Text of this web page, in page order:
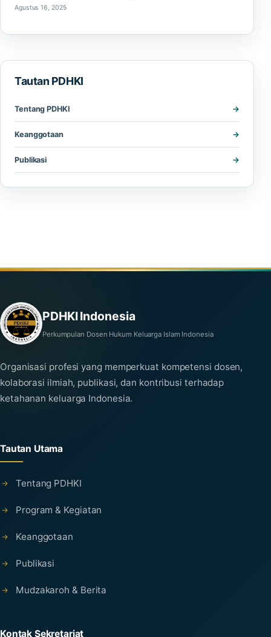
Agustus 16, 2025
Tautan PDHKI
Tentang PDHKI
Keanggotaan
Publikasi
PDHKI Indonesia
Perkumpulan Dosen Hukum Keluarga Islam Indonesia
Organisasi profesi yang memperkuat kompetensi dosen,
kolaborasi ilmiah, publikasi, dan kontribusi terhadap
ketahanan keluarga Indonesia.
Tautan Utama
Tentang PDHKI
Program & Kegiatan
Keanggotaan
Publikasi
Mudzakaroh & Berita
Kontak Sekretariat